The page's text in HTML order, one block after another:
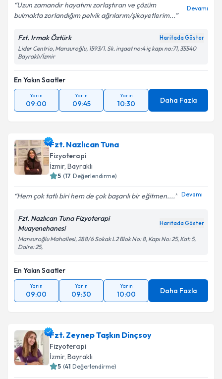
Uzun zamandır hayatımı zorlaştıran ve çözüm
bulmakta zorlandığım pelvik ağrılarım/şikayetlerim...
Devamı
Fzt. Irmak Öztürk Haritada Göster
Lider Centrio, Mansuroğlu, 1593/1. Sk. inşaat no:4 iç kapı no:71, 35540
Bayraklı/İzmir
En Yakın Saatler
Yarın
09:00
Yarın
09:45
Yarın
10:30 Daha Fazla
Fzt. Nazlıcan Tuna
Fizyoterapi
İzmir, Bayraklı
5 (17 Değerlendirme)
Hem çok tatlı biri hem de çok başarılı bir eğitmen.... Devamı
Fzt. Nazlıcan Tuna Fizyoterapi
Muayenehanesi
Haritada Göster
Mansuroğlu Mahallesi, 288/6 Sokak L2 Blok No: 8, Kapı No: 25, Kat: 5,
Daire: 25,
En Yakın Saatler
Yarın
09:00
Yarın
09:30
Yarın
10:00 Daha Fazla
Fzt. Zeynep Taşkın Dinçsoy
Fizyoterapi
İzmir, Bayraklı
5 (41 Değerlendirme)